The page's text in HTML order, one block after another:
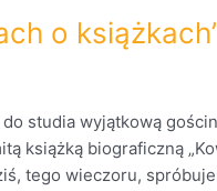
o
studia wyjątkową
książką biograficzną
tego wieczoru,